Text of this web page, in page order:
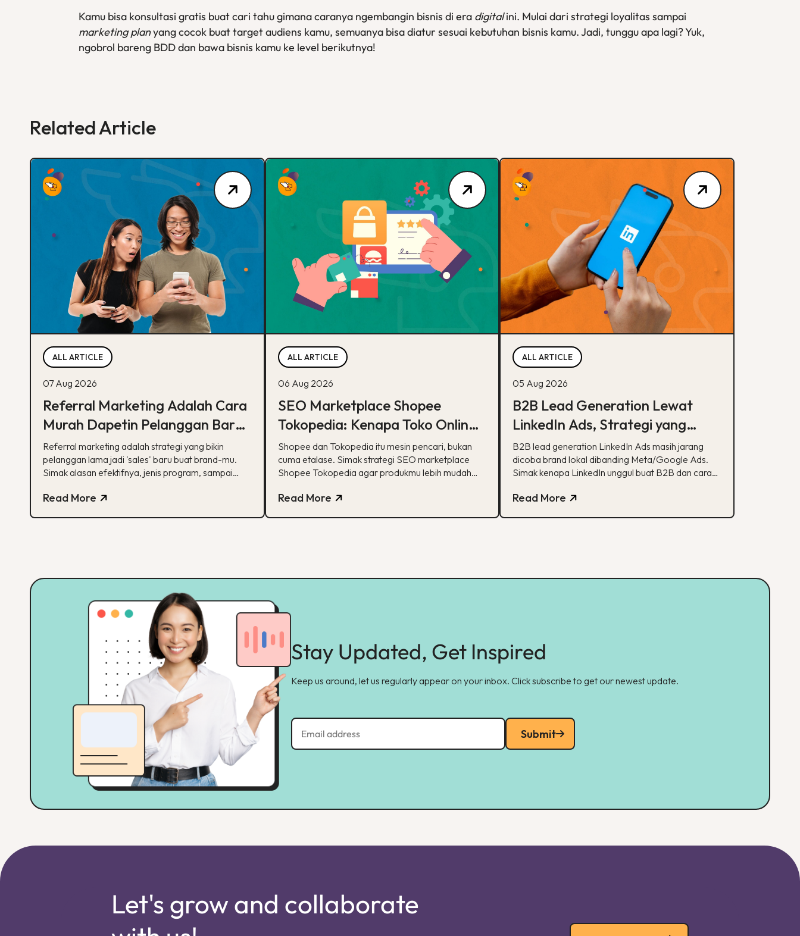
Kamu bisa konsultasi gratis buat cari tahu gimana caranya ngembangin bisnis di era digitalini. Mulai dari strategi loyalitas sampai
marketing planyang cocok buat target audiens kamu, semuanya bisa diatur sesuai kebutuhan bisnis kamu. Jadi, tunggu apa lagi? Yuk,
ngobrol bareng BDD dan bawa bisnis kamu ke level berikutnya!
Related Article
ALL ARTICLE
07 Aug 2026
Referral Marketing Adalah Cara
Murah Dapetin Pelanggan Baru,
Ini Alasannya
Referral marketing adalah strategi yang bikin
pelanggan lama jadi 'sales' baru buat brand-mu.
Simak alasan efektifnya, jenis program, sampai
Read More
ALL ARTICLE
06 Aug 2026
SEO Marketplace Shopee
Tokopedia: Kenapa Toko Online-
mu Perlu Lebih dari Sekadar
Etalase
Shopee dan Tokopedia itu mesin pencari, bukan
cuma etalase. Simak strategi SEO marketplace
Shopee Tokopedia agar produkmu lebih mudah
Read More
ALL ARTICLE
05 Aug 2026
B2B Lead Generation Lewat
LinkedIn Ads, Strategi yang
Masih Jarang Dicoba Brand
Lokal
B2B lead generation LinkedIn Ads masih jarang
dicoba brand lokal dibanding Meta/Google Ads.
Simak kenapa LinkedIn unggul buat B2B dan cara
Read More
Stay Updated, Get Inspired
Keep us around, let us regularly appear on your inbox. Click subscribe to get our newest update.
Submit
Let's grow and collaborate